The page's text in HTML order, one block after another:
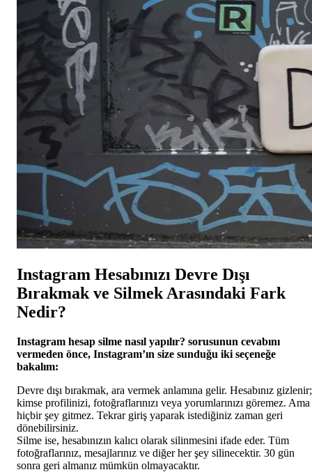
Instagram Hesabınızı Devre Dışı
Bırakmak ve Silmek Arasındaki Fark
Nedir?
Instagram hesap silme nasıl yapılır? sorusunun cevabını
vermeden önce, Instagram’ın size sunduğu iki seçeneğe
bakalım:
Devre dışı bırakmak, ara vermek anlamına gelir. Hesabınız gizlenir;
kimse profilinizi, fotoğraflarınızı veya yorumlarınızı göremez. Ama
hiçbir şey gitmez. Tekrar giriş yaparak istediğiniz zaman geri
dönebilirsiniz.
Silme ise, hesabınızın kalıcı olarak silinmesini ifade eder. Tüm
fotoğraflarınız, mesajlarınız ve diğer her şey silinecektir. 30 gün
sonra geri almanız mümkün olmayacaktır.